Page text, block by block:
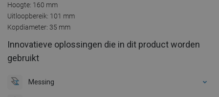
Hoogte: 160 mm
Uitloopbereik: 101 mm
Kopdiameter: 35 mm
Innovatieve oplossingen die in dit product worden
gebruikt
Messing